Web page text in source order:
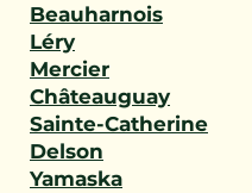
Beauharnois
Léry
Mercier
Châteauguay
Sainte-Catherine
Delson
Yamaska